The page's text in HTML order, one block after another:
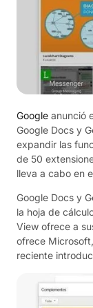
Google anunció
Google Docs y
expandir las
de 50
lleva a cabo en
Google Docs y
la hoja de
View ofrece a
ofrece
reciente